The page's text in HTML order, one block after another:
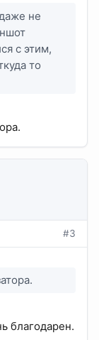
не
с этим,
то
#3
благодарен.